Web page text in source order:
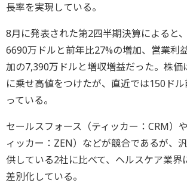
長率を実現している。
8月に発表された第2四半期決算によると
6690万ドルと前年比27%の増加、営業利
加の7,390万ドルと増収増益だった。株価
に乗せ高値をつけたが、直近では150ド
っている。
セールスフォース（ティッカー：CRM）
ィッカー：ZEN）などが競合であるが、
供している2社に比べて、ヘルスケア業界
差別化している。